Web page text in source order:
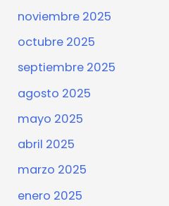
noviembre 2025
octubre 2025
septiembre 2025
agosto 2025
mayo 2025
abril 2025
marzo 2025
enero 2025